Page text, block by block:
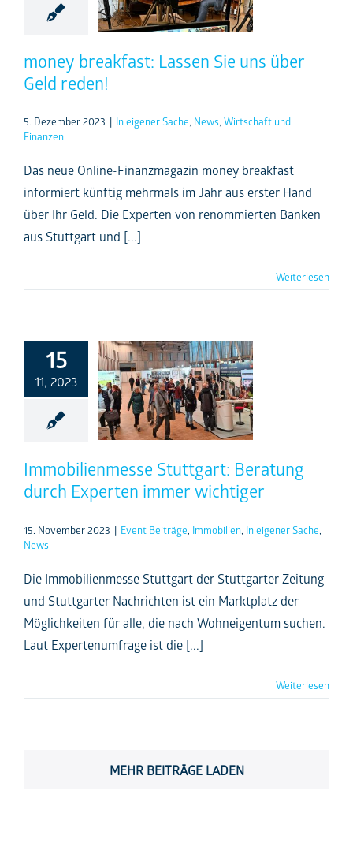
money breakfast: Lassen Sie uns über
Geld reden!
5. Dezember 2023 | In eigener Sache, News, Wirtschaft und
Finanzen
Das neue Online-Finanzmagazin money breakfast
informiert künftig mehrmals im Jahr aus erster Hand
über Ihr Geld. Die Experten von renommierten Banken
aus Stuttgart und [...]
Weiterlesen
15
11, 2023
Stuttgart:
Beratung durch
Experten immer
wichtiger
Immobilienmesse Stuttgart: Beratung
durch Experten immer wichtiger
15. November 2023 | Event Beiträge Immobilien In eigener Sache
News
Die Immobilienmesse Stuttgart der Stuttgarter Zeitung
und Stuttgarter Nachrichten ist ein Marktplatz der
Möglichkeiten für alle, die nach Wohneigentum suchen.
Laut Expertenumfrage ist die [...]
Weiterlesen
MEHR BEITRÄGE LADEN